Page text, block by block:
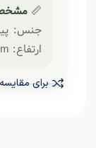
📏
ارتفاع: ۱۱cm | دسته‌دار | شستشو: دستی
برای